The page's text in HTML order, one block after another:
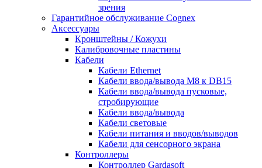
зрения
Гарантийное обслуживание Cognex
Аксессуары
Кронштейны / Кожухи
Калибровочные пластины
Кабели
Кабели Ethernet
Кабели ввода/вывода M8 к DB15
Кабели ввода/вывода пусковые,
стробирующие
Кабели ввода/вывода
Кабели световые
Кабели питания и вводов/выводов
Кабели для сенсорного экрана
Контроллеры
Контроллер Gardasoft